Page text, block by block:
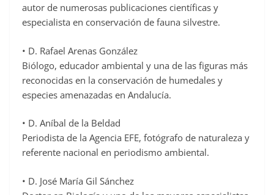
autor de numerosas publicaciones científicas y
especialista en conservación de fauna silvestre.
• D. Rafael Arenas González
Biólogo, educador ambiental y una de las figuras más
reconocidas en la conservación de humedales y
especies amenazadas en Andalucía.
• D. Aníbal de la Beldad
Periodista de la Agencia EFE, fotógrafo de naturaleza y
referente nacional en periodismo ambiental.
• D. José María Gil Sánchez